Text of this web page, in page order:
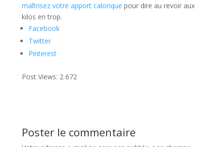
maîtrisez votre apport calorique pour dire au revoir aux
kilos en trop.
Facebook
Twitter
Pinterest
Post Views: 2 672
Poster le commentaire